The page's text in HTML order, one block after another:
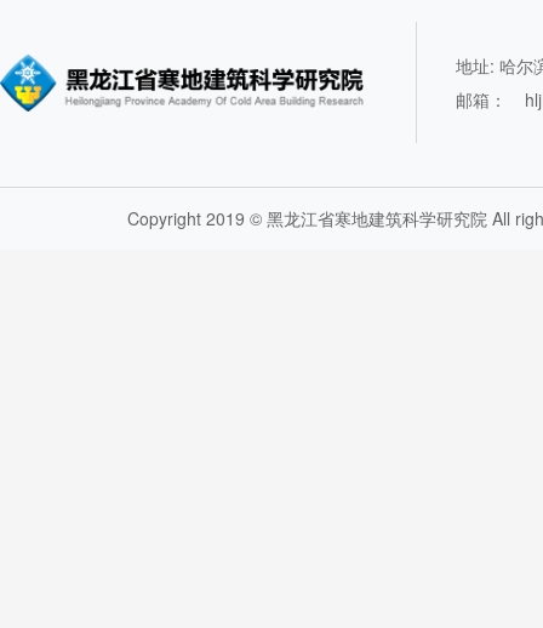
地址: 哈尔
邮箱：
Copyright 2019 © 黑龙江省寒地建筑科学研究院 All